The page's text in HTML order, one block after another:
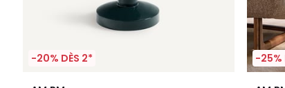
-20% DÈS 2* -25%